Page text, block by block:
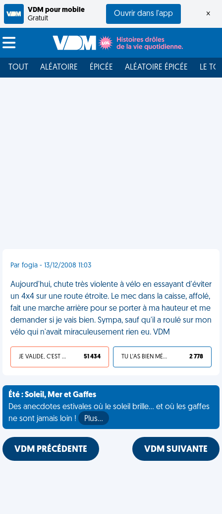
VDM pour mobile
Gratuit
Ouvrir dans l'app ×
TOUT ALÉATOIRE ÉPICÉE ALÉATOIRE ÉPICÉE LE
Par fogia - 13/12/2008 11:03
Aujourd'hui, chute très violente à vélo en essayant d'éviter
un 4x4 sur une route étroite. Le mec dans la caisse, affolé,
fait une marche arrière pour se porter à ma hauteur et me
demander si je vais bien. Sympa, sauf qu'il a roulé sur mon
vélo qui n'avait miraculeusement rien eu. VDM
JE VALIDE, C'EST UNE VDM 51 434 TU L'AS BIEN MÉRITÉ 2 778
Été : Soleil, Mer et Gaffes
Des anecdotes estivales où le soleil brille... et où les gaffes
ne sont jamais loin !
Plus…
VDM PRÉCÉDENTE VDM SUIVANTE